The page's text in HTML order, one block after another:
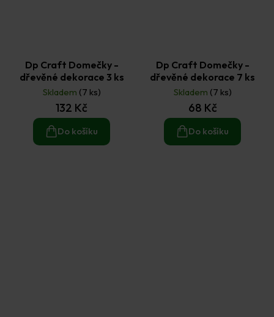
Dp Craft Domečky -
dřevěné dekorace 3 ks
Skladem (7 ks)
132 Kč
Do košíku
Dp Craft Domečky -
dřevěné dekorace 7 ks
Skladem (7 ks)
68 Kč
Do košíku